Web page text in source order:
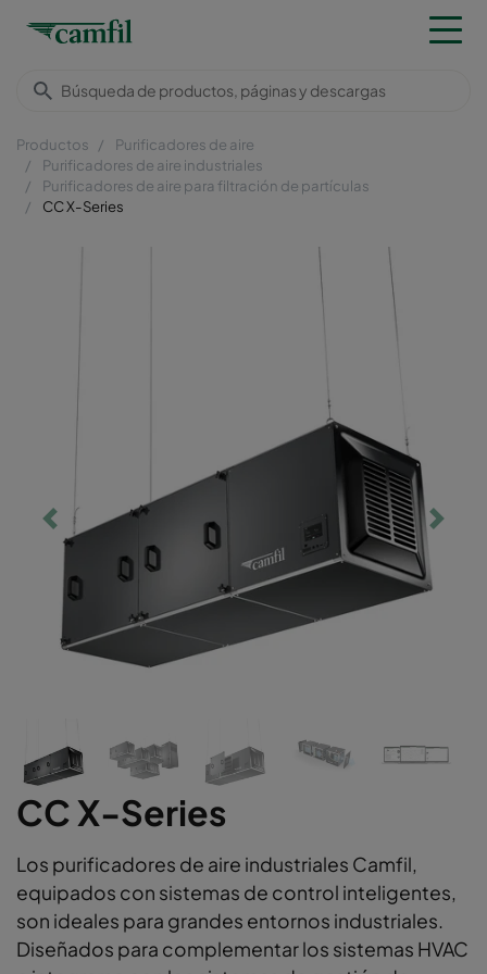
Productos
Purificadores de aire
Purificadores de aire industriales
Purificadores de aire para filtración de partículas
CC X-Series
CC X-Series
Los purificadores de aire industriales Camfil,
equipados con sistemas de control inteligentes,
son ideales para grandes entornos industriales.
Diseñados para complementar los sistemas HVAC